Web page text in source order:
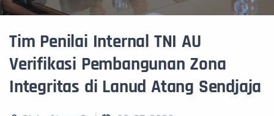
Tim Penilai Internal TNI AU
Verifikasi Pembangunan Zona
Integritas di Lanud Atang Sendjaja